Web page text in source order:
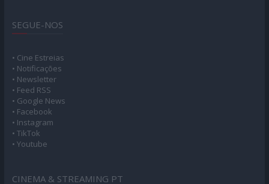
SEGUE-NOS
• Cine Estreias
• Notificações
• Newsletter
• Feed RSS
• Google News
• Facebook
• Instagram
• TikTok
• Youtube
CINEMA & STREAMING PT